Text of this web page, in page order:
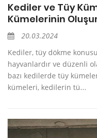
Kediler ve Tüy
Kümelerinin
20.03.2024
Kediler, tüy dökme
hayvanlardır ve düzenli
bazı kedilerde tüy
kümeleri, kedilerin tü...